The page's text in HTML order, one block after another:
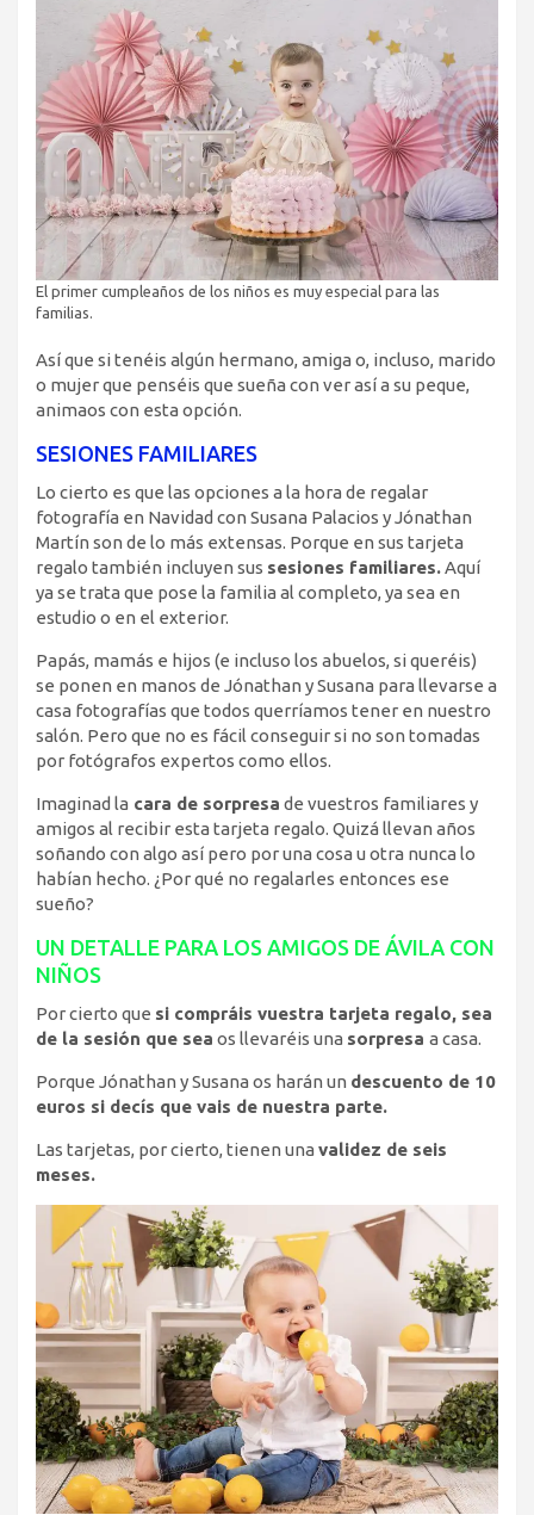
El primer cumpleaños de los niños es muy especial para las
familias.
Así que si tenéis algún hermano, amiga o, incluso, marido
o mujer que penséis que sueña con ver así a su peque,
animaos con esta opción.
SESIONES FAMILIARES
Lo cierto es que las opciones a la hora de regalar
fotografía en Navidad con Susana Palacios y Jónathan
Martín son de lo más extensas. Porque en sus tarjeta
regalo también incluyen sus sesiones familiares.Aquí
ya se trata que pose la familia al completo, ya sea en
estudio o en el exterior.
Papás, mamás e hijos (e incluso los abuelos, si queréis)
se ponen en manos de Jónathan y Susana para llevarse a
casa fotografías que todos querríamos tener en nuestro
salón. Pero que no es fácil conseguir si no son tomadas
por fotógrafos expertos como ellos.
Imaginad la cara de sorpresa de vuestros familiares y
amigos al recibir esta tarjeta regalo. Quizá llevan años
soñando con algo así pero por una cosa u otra nunca lo
habían hecho. ¿Por qué no regalarles entonces ese
sueño?
UN DETALLE PARA LOS AMIGOS DE ÁVILA CON
NIÑOS
Por cierto que si compráis vuestra tarjeta regalo, sea
de la sesión que sea os llevaréis una sorpresa a casa.
Porque Jónathan y Susana os harán un descuento de 10
euros si decís que vais de nuestra parte.
Las tarjetas, por cierto, tienen una validez de seis
meses.